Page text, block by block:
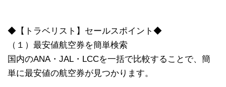
◆【トラベリスト】セールスポイント◆
（１）最安値航空券を簡単検索
国内のANA・JAL・LCCを一括で比較することで、簡
単に最安値の航空券が見つかります。